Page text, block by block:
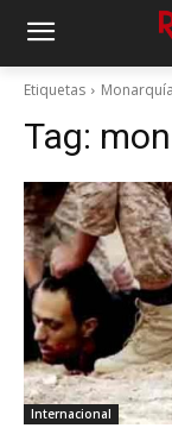
Etiquetas
Tag:
Internacional